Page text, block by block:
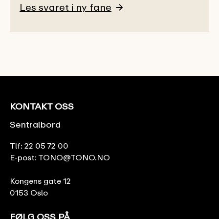
Les svaret i ny fane
KONTAKT OSS
Sentralbord
Tlf: 22 05 72 00
E-post: TONO@TONO.NO
Kongens gate 12
0153 Oslo
FØLG OSS PÅ